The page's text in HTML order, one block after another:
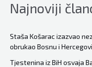
u
Sjajna
Elmedina
Muzaferija
Najnoviji
Staša Košarac izazvao
obrukao Bosnu i
Tjestenina iz BiH osvaja